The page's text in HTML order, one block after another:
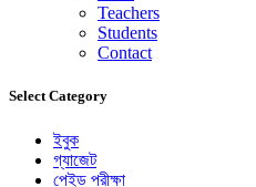
Teachers
Students
Contact
Select Category
ইবুক
গ্যাজেট
পেইড পরীক্ষা